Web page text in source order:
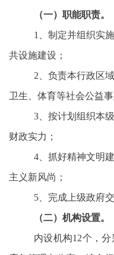
（一）职能职责。
1、制定并组织实
共设施建设；
2、负责本行政区
卫生、体育等社会公益
3、按计划组织本
财政实力；
4、抓好精神文明
主义新风尚；
5、完成上级政府
（二）机构设置。
内设机构12个，